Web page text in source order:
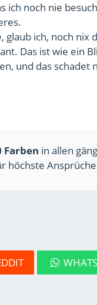
ich noch nie
glaub ich, noch
Das ist wie ein
und das schadet
Farben in allen
höchste